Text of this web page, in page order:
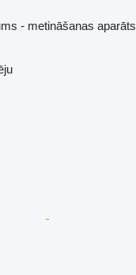
- metināšanas aparāts